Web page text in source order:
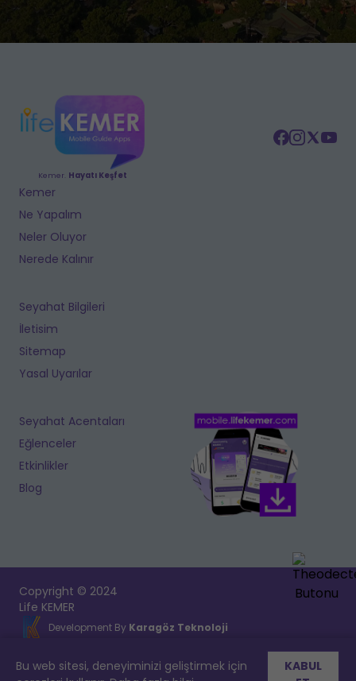
Kemer. Hayatı Keşfet
Kemer
Ne Yapalım
Neler Oluyor
Nerede Kalınır
Seyahat Bilgileri
İletisim
Sitemap
Yasal Uyarılar
Seyahat Acentaları
Eğlenceler
Etkinlikler
Blog
Copyright © 2024
Life KEMER
Development By Karagöz Teknoloji
Bu web sitesi, deneyiminizi geliştirmek için
KABUL